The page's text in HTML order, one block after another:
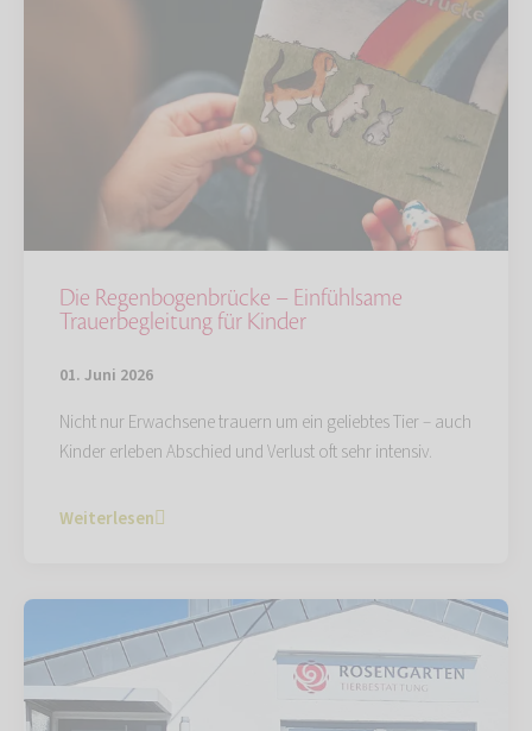
Die Regenbogenbrücke – Einfühlsame
Trauerbegleitung für Kinder
01. Juni 2026
Nicht nur Erwachsene trauern um ein geliebtes Tier – auch
Kinder erleben Abschied und Verlust oft sehr intensiv.
Weiterlesen